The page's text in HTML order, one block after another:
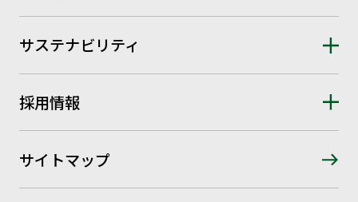
サステナビリティ
採用情報
サイトマップ